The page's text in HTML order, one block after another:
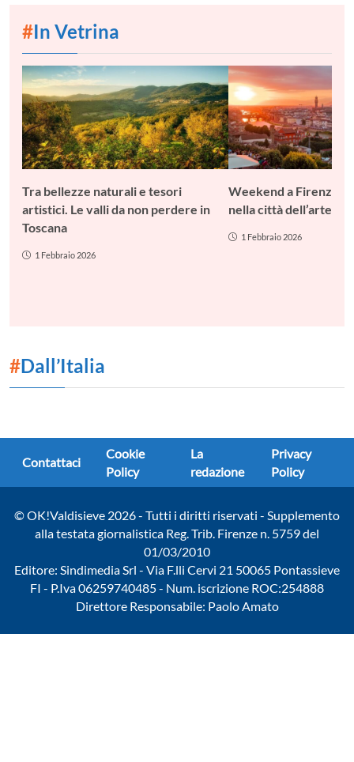
#In Vetrina
Tra bellezze naturali e tesori
artistici. Le valli da non perdere in
Toscana
1 Febbraio 2026
Weekend a Firenze:
nella città dell’arte
1 Febbraio 2026
#Dall’Italia
Contattaci
Cookie
Policy
La
redazione
Privacy
Policy
© OK!Valdisieve 2026 - Tutti i diritti riservati - Supplemento
alla testata giornalistica Reg. Trib. Firenze n. 5759 del
01/03/2010
Editore: Sindimedia Srl - Via F.lli Cervi 21 50065 Pontassieve
FI - P.Iva 06259740485 - Num. iscrizione ROC:254888
Direttore Responsabile: Paolo Amato